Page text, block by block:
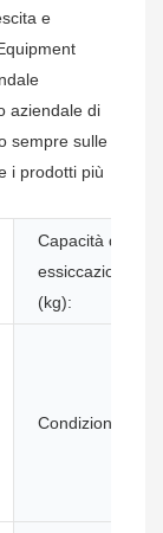
e
aziendale di
sempre sulle
i prodotti più
Capacità di
essiccazione
(kg):
Condizione: